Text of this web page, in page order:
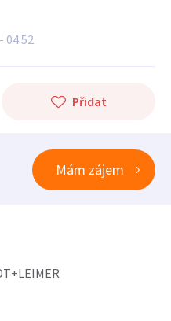
04:52
Přidat
Mám zájem